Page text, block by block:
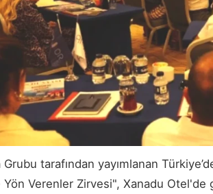
tarafından yayımlanan
Yön Verenler Zirvesi", Xanadu